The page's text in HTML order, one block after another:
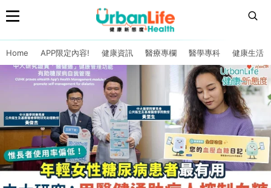
Home APP限定內容! 健康資訊 醫療專欄 醫學專科 健康生活